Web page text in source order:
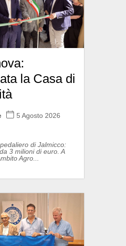
la Casa di
5 Agosto 2026
di Jalmicco:
3 milioni di euro. A
Agro...